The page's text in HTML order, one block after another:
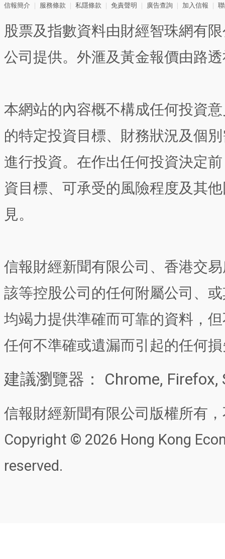
信報簡介 ｜ 服務條款 ｜ 私隱條款 ｜ 免責聲明 ｜ 廣告查詢 ｜ 加入信報 ｜
股票及指數資料由財經智珠網有
公司提供。外滙及黃金報價由路
本網站的內容概不構成任何投資
的特定投資目標、財務狀況及個
進行投資。在作出任何投資決定
資目標、可承受的風險程度及其
見。
信報財經新聞有限公司、香港交
該等控股公司的任何附屬公司、
均竭力提供準確而可靠的資料，
任何不準確或遺漏而引起的任何
建議瀏覽器： Chrome, Firefox,
信報財經新聞有限公司版權所有
Copyright © 2026 Hong Kong
reserved.